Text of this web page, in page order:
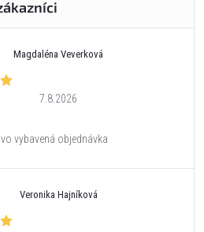
Magdaléna Veverková
7.8.2026
vybavená objednávka
Veronika Hajníková